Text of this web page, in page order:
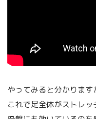
やってみると分かります
これで足全体がストレッ